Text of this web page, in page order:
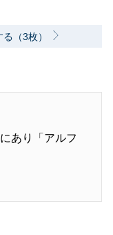
（3枚）
あり「アルフ